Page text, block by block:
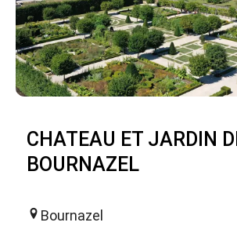
CHATEAU ET JARDIN
BOURNAZEL
Bournazel